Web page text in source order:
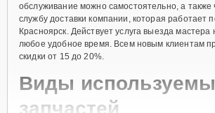
обслуживание можно самостоятельно, а также
службу доставки компании, которая работает
Красноярск. Действует услуга выезда
любое удобное время. Всем новым клиентам
скидки от 15 до 20%.
Виды
запчастей